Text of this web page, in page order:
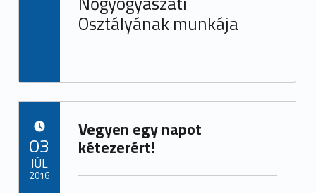
Osztályának munkája
Vegyen egy napot
kétezerért!
03
JÚL
2016